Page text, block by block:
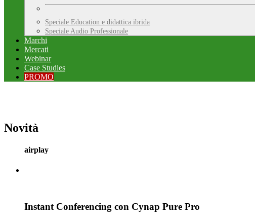
Speciale Education e didattica ibrida
Speciale Audio Professionale
Marchi
Mercati
Webinar
Case Studies
PROMO
Novità
airplay
Instant Conferencing con Cynap Pure Pro